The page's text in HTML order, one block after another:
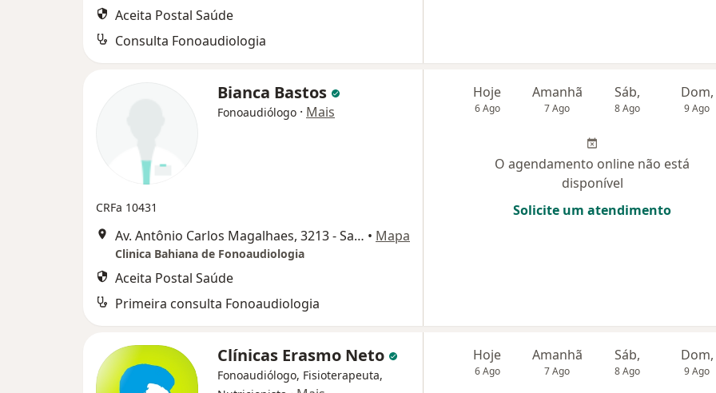
Aceita Postal Saúde
Consulta Fonoaudiologia
Bianca Bastos
Fonoaudiólogo · Mais
CRFa 10431
Av. Antônio Carlos Magalhaes, 3213 - Sala 507 a 510, Salvador • Mapa
Clinica Bahiana de Fonoaudiologia
Aceita Postal Saúde
Primeira consulta Fonoaudiologia
Hoje
6 Ago
Amanhã
7 Ago
Sáb,
8 Ago
Dom,
9 Ago
O agendamento online não está
disponível
Solicite um atendimento
Clínicas Erasmo Neto
Fonoaudiólogo, Fisioterapeuta,
Hoje
6 Ago
Amanhã
7 Ago
Sáb,
8 Ago
Dom,
9 Ago